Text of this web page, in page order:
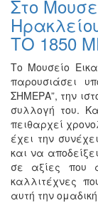
Βιβλίο
Τραγούδι
Μουσική
Χορός
Θέατρο
Παζάρι
Ειδών
Στο
ΤΟ 1850
Το Μουσείο
παρουσιάσει
ΣΗΜΕΡΑ”, την
συλλογή του.
πειθαρχεί
έχει την
και να
σε αξίες που
καλλιτέχνες
αυτή την